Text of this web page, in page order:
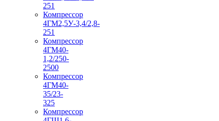
251
Компрессор
4ГМ2,5У-3,4/2,8-
251
Компрессор
4ГМ40-
1,2/250-
2500
Компрессор
4ГМ40-
35/23-
325
Компрессор